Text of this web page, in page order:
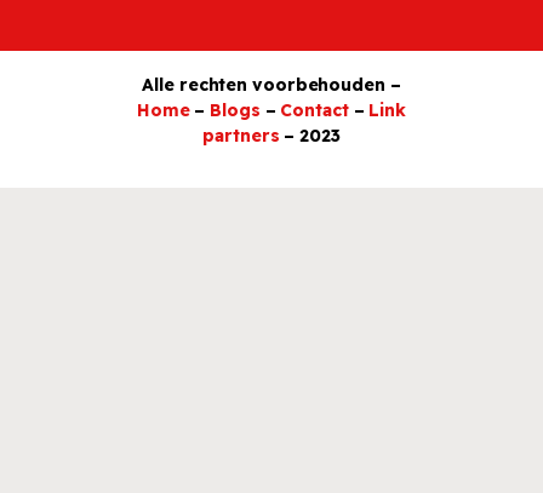
Alle rechten voorbehouden –
Home – Blogs – Contact – Link
partners – 2023